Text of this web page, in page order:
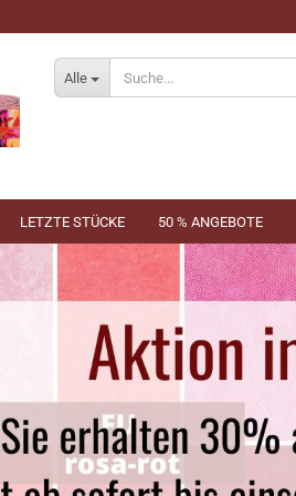
Alle
LETZTE STÜCKE 50 % ANGEBOTE